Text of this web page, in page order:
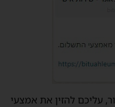
עליכם להזין את אמצעי